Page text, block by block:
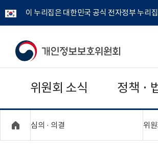
이 누리집은 대한민국 공식 전자정부 누리
개
보
보
위원회 소식 정책 ·
심의 · 의결 위